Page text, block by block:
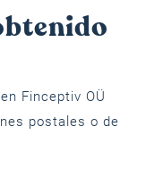
Finceptiv OÜ
postales o de